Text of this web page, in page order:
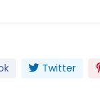
Twitter